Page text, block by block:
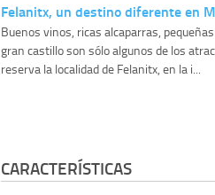
Felanitx, un destino diferente en
Buenos vinos, ricas alcaparras,
gran castillo son sólo algunos de los
reserva la localidad de Felanitx, en la i...
CARACTERÍSTICAS